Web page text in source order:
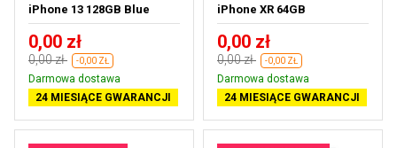
iPhone 13 128GB Blue
0,00 zł
0,00 zł -0,00 ZŁ
Darmowa dostawa
24 MIESIĄCE GWARANCJI
iPhone XR 64GB
0,00 zł
0,00 zł -0,00 ZŁ
Darmowa dostawa
24 MIESIĄCE GWARANCJI